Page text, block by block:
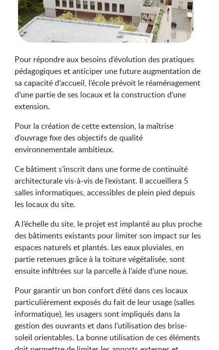
Pour répondre aux besoins d’évolution des pratiques
pédagogiques et anticiper une future augmentation de
sa capacité d’accueil, l’école prévoit le réaménagement
d’une partie de ses locaux et la construction d’une
extension.
Pour la création de cette extension, la maîtrise
d’ouvrage fixe des objectifs de qualité
environnementale ambitieux.
Ce bâtiment s’inscrit dans une forme de continuité
architecturale vis-à-vis de l’existant. Il accueillera 5
salles informatiques, accessibles de plein pied depuis
les locaux du site.
A l’échelle du site, le projet est implanté au plus proche
des bâtiments existants pour limiter son impact sur les
espaces naturels et plantés. Les eaux pluviales, en
partie retenues grâce à la toiture végétalisée, sont
ensuite infiltrées sur la parcelle à l’aide d’une noue.
Pour garantir un bon confort d’été dans ces locaux
particulièrement exposés du fait de leur usage (salles
informatique), les usagers sont impliqués dans la
gestion des ouvrants et dans l’utilisation des brise-
soleil orientables. La bonne utilisation de ces éléments